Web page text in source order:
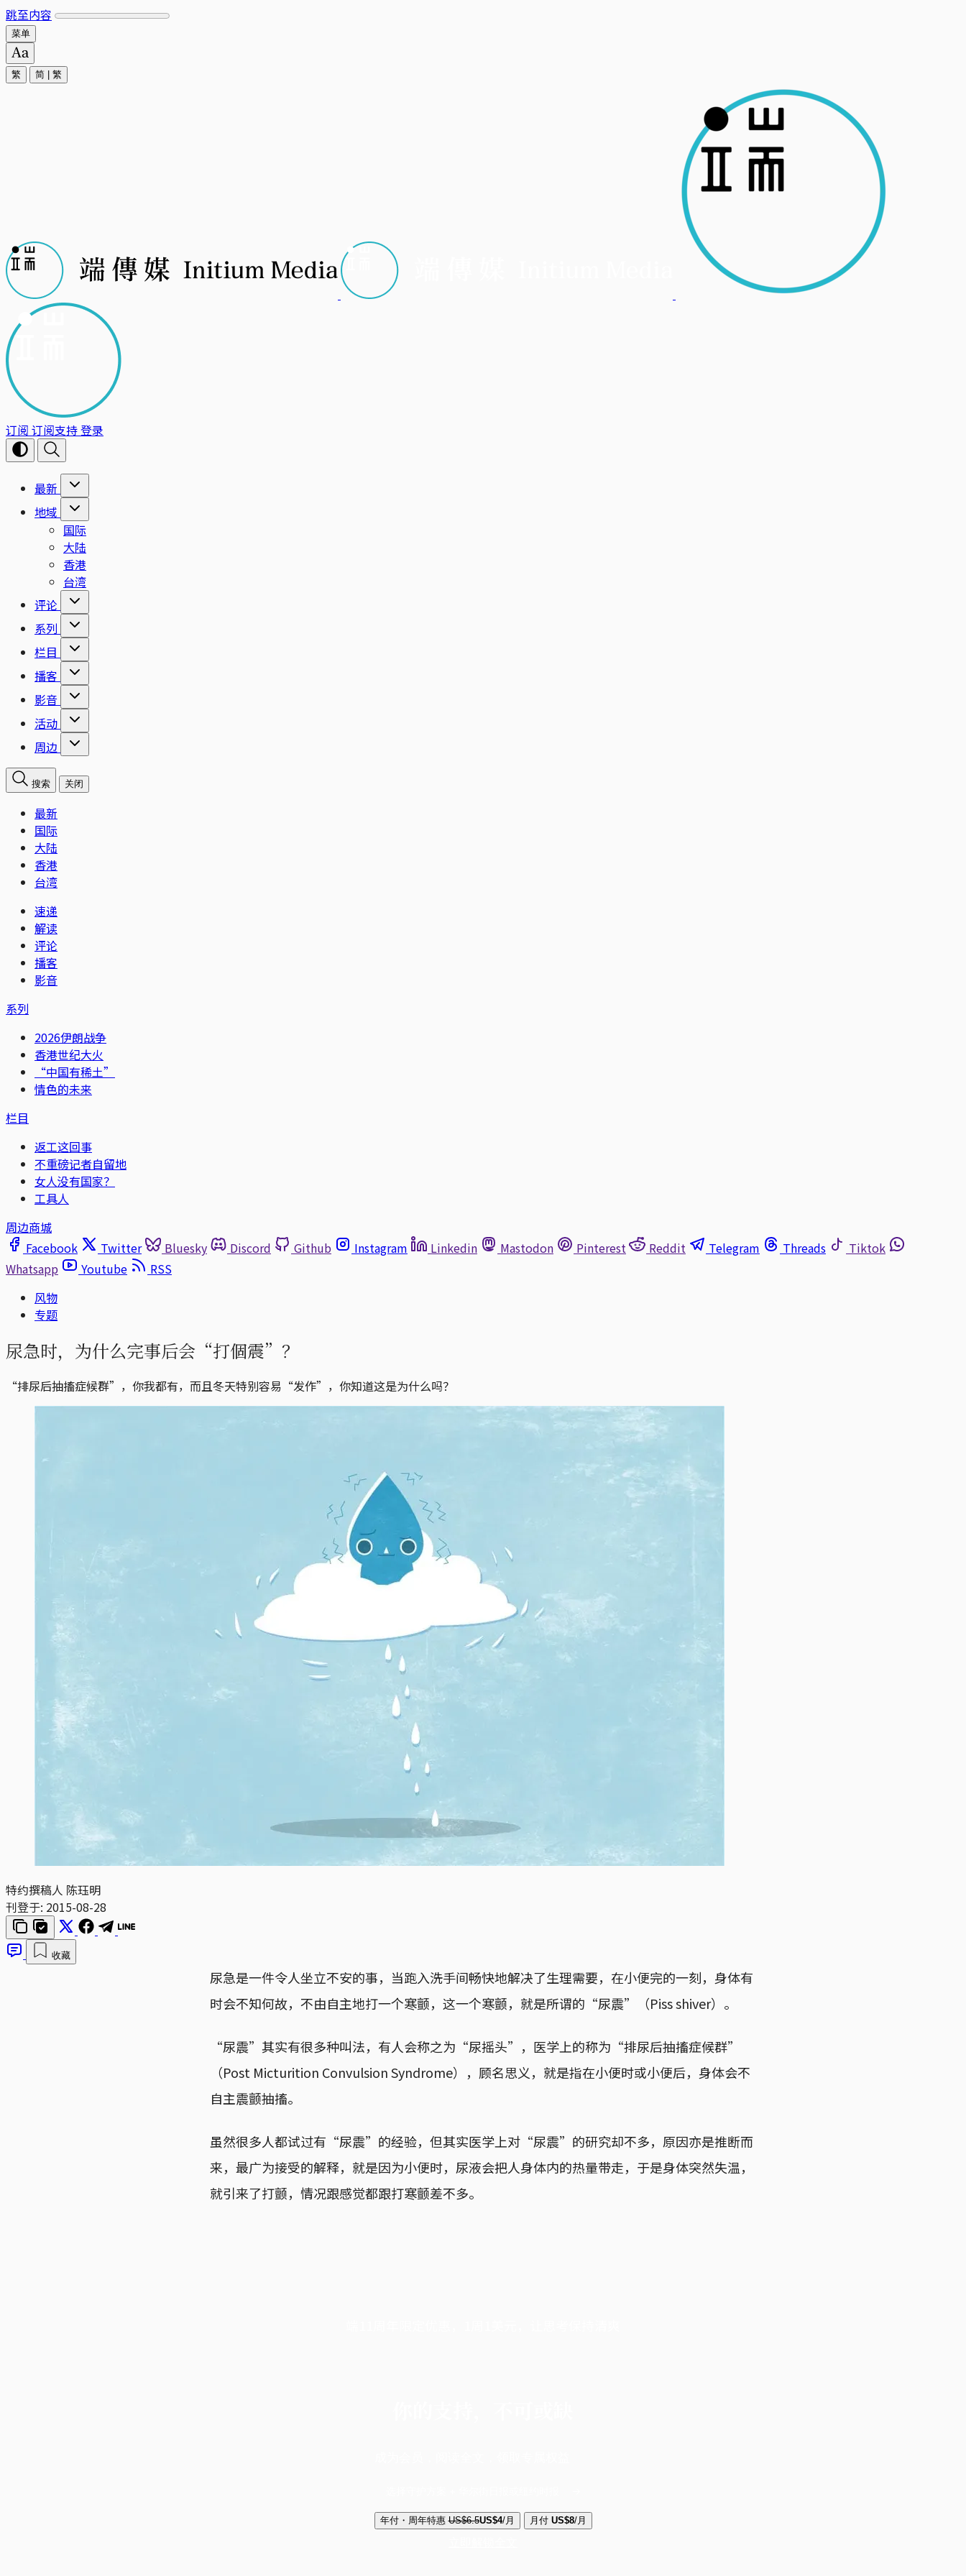
跳至内容
菜单
繁 简 繁
订阅 订阅支持登录
最新
地域
国际
大陆
香港
台湾
评论
系列
栏目
播客
影音
活动
周边
搜索 关闭
最新
国际
大陆
香港
台湾
速递
解读
评论
播客
影音
系列
2026伊朗战争
香港世纪大火
“中国有稀土”
情色的未来
栏目
返工这回事
不重磅记者自留地
女人没有国家？
工具人
周边商城
Facebook
Twitter Bluesky Discord Github Instagram Linkedin Mastodon Pinterest Reddit Telegram Threads
Tiktok
Whatsapp
Youtube
RSS
风物
专题
尿急时，为什么完事后会“打個震”？
“排尿后抽搐症候群”，你我都有，而且冬天特别容易“发作”，你知道这是为什么吗？
特约撰稿人 陈珏明
刊登于: 2015-08-28
收藏
尿急是一件令人坐立不安的事，当跑入洗手间畅快地解决了生理需要，在小便完的一刻，身体有
时会不知何故，不由自主地打一个寒颤，这一个寒颤，就是所谓的“尿震”（Piss shiver）。
“尿震”其实有很多种叫法，有人会称之为“尿摇头”，医学上的称为“排尿后抽搐症候群”
（Post Micturition Convulsion Syndrome），顾名思义，就是指在小便时或小便后，身体会不
自主震颤抽搐。
虽然很多人都试过有“尿震”的经验，但其实医学上对“尿震”的研究却不多，原因亦是推断而
来，最广为接受的解释，就是因为小便时，尿液会把人身体内的热量带走，于是身体突然失温，
就引来了打颤，情况跟感觉都跟打寒颤差不多。
年付・周年特惠 US$6.5US$4/月 月付 US$8/月